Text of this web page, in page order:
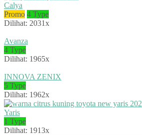
Calya
Promo 4 Type
Dilihat: 2031x
Avanza
4 Type
Dilihat: 1965x
INNOVA ZENIX
5 Type
Dilihat: 1962x
Yaris
1 Type
Dilihat: 1913x